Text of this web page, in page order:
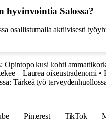
hyvinvointia Salossa?
osallistumalla aktiivisesti
Opintopolkusi kohti
– Laurea oikeustradenomi •
Tärkeä työ terveydenhuollossa
Pinterest TikTok